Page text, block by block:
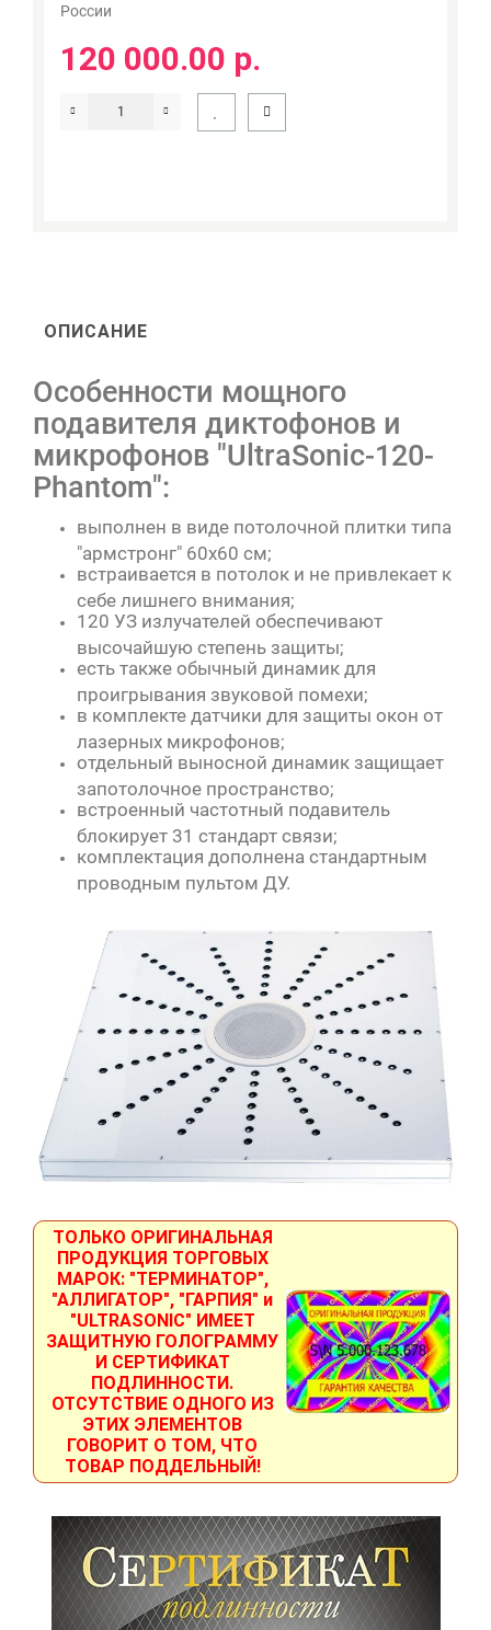
России
120 000.00 р.
ОПИСАНИЕ
Особенности мощного
подавителя диктофонов и
микрофонов "UltraSonic-120-
Рhantom":
выполнен в виде потолочной плитки типа
"армстронг" 60х60 см;
встраивается в потолок и не привлекает к
себе лишнего внимания;
120 УЗ излучателей обеспечивают
высочайшую степень защиты;
есть также обычный динамик для
проигрывания звуковой помехи;
в комплекте датчики для защиты окон от
лазерных микрофонов;
отдельный выносной динамик защищает
запотолочное пространство;
встроенный частотный подавитель
блокирует 31 стандарт связи;
комплектация дополнена стандартным
проводным пультом ДУ.
ТОЛЬКО ОРИГИНАЛЬНАЯ
ПРОДУКЦИЯ ТОРГОВЫХ
МАРОК: "ТЕРМИНАТОР",
"АЛЛИГАТОР", "ГАРПИЯ" и
"ULTRASONIC" ИМЕЕТ
ЗАЩИТНУЮ ГОЛОГРАММУ
И СЕРТИФИКАТ
ПОДЛИННОСТИ.
ОТСУТСТВИЕ ОДНОГО ИЗ
ЭТИХ ЭЛЕМЕНТОВ
ГОВОРИТ О ТОМ, ЧТО
ТОВАР ПОДДЕЛЬНЫЙ!